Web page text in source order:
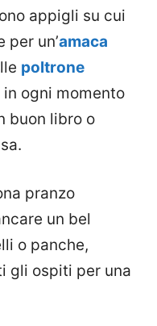
appigli su cui
un’amaca
poltrone
ogni momento
buon libro o
pranzo
un bel
o panche,
gli ospiti per una